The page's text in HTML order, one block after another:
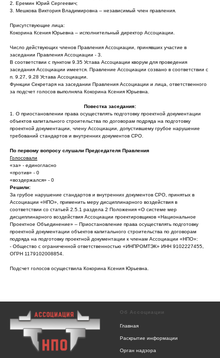
2. Еремин Юрий Сергеевич;
3. Мешкова Виктория Владимировна – независимый член правления.
Присутствующие лица:
Кокорина Ксения Юрьевна – исполнительный директор Ассоциации.
Число действующих членов Правления Ассоциации, принявших участие в
заседании Правления Ассоциации - 3.
В соответствии с пунктом 9.35 Устава Ассоциации кворум для проведения
заседания Ассоциации имеется. Правление Ассоциации созвано в соответствии с
п. 9.27, 9.28 Устава Ассоциации.
Функции Секретаря на заседании Правления Ассоциации и лица, ответственного
за подсчет голосов выполняла Кокорина Ксения Юрьевна.
Повестка заседания:
1. О приостановлении права осуществлять подготовку проектной документации
объектов капитального строительства по договорам подряда на подготовку
проектной документации, члену Ассоциации, допустившему грубое нарушение
требований стандартов и внутренних документов СРО.
По первому вопросу слушали Председателя Правления
Голосовали
«за» - единогласно
«против» - 0
«воздержался» - 0
Решили:
За грубое нарушение стандартов и внутренних документов СРО, принятых в
Ассоциации «НПО», применить меру дисциплинарного воздействия в
соответствии со статьей 2.5.1 раздела 2 Положения «О системе мер
дисциплинарного воздействия Ассоциации проектировщиков «Национальное
Проектное Объединение» – Приостановление права осуществлять подготовку
проектной документации объектов капитального строительства по договорам
подряда на подготовку проектной документации к членам Ассоциации «НПО»:
- Общество с ограниченной ответственностью «ИНПРОМТЭК» ИНН 9102227455,
ОГРН 1179102008854.
Подсчет голосов осуществила Кокорина Ксения Юрьевна.
Об Ассоциации
Главная
Раскрытие информации
Орган надзора